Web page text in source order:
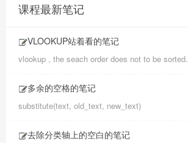
课程最新笔记
VLOOKUP站着看的笔记
vlookup , the seach order does not to be sorted.
多余的空格的笔记
substitute(text, old_text, new_text)
去除分类轴上的空白的笔记